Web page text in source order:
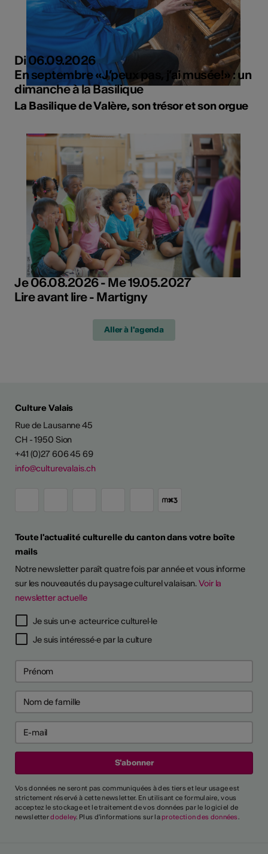
Di 06.09.2026
En septembre «J’peux pas, j’ai musée!» : un
dimanche à la Basilique
La Basilique de Valère, son trésor et son orgue
Je 06.08.2026 - Me 19.05.2027
Lire avant lire - Martigny
Aller à l'agenda
Culture Valais
Rue de Lausanne 45
CH - 1950 Sion
+41 (0)27 606 45 69
info@culturevalais.ch
Toute l'actualité culturelle du canton dans votre boîte
mails
Notre newsletter paraît quatre fois par année et vous informe
sur les nouveautés du paysage culturel valaisan.Voir la
newsletter actuelle
Je suis un·e acteur·rice culturel·le
Je suis intéressé·e par la culture
Vos données ne seront pas communiquées à des tiers et leur usage est
strictement réservé à cette newsletter. En utilisant ce formulaire, vous
acceptez le stockage et le traitement de vos données par le logiciel de
newsletterdodeley. Plus d'informations sur la protection des données.